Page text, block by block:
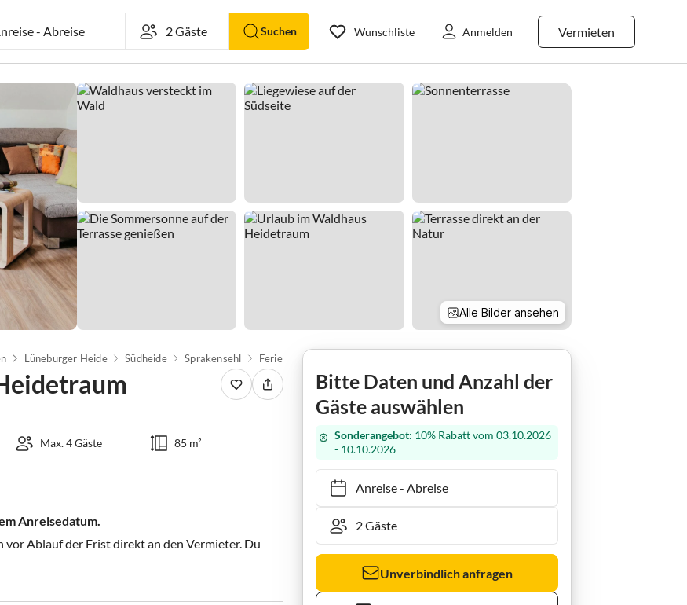
-Abreise Suchen Vermieten
Wunschliste Anmelden
Alle Bilder ansehen
Lüneburger Heide Südheide Sprakensehl Ferienhaus Waldhaus Heidetraum
Max. 4 Gäste 85 m²
Anreisedatum.
Ablauf der Frist direkt an den Vermieter. Du
Bitte Daten und Anzahl der
Gäste auswählen
Sonderangebot: 10% Rabatt vom 03.10.2026
- 10.10.2026
Anreise- Abreise
Unverbindlich anfragen